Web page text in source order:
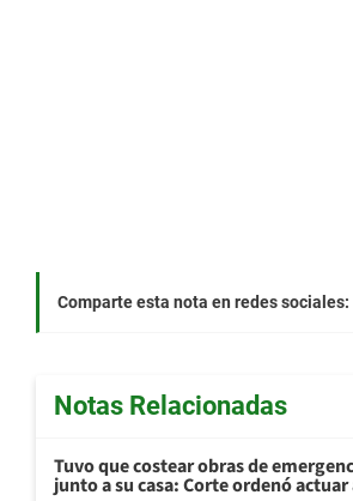
Comparte esta nota en redes sociales:
Notas Relacionadas
Tuvo que costear obras de
junto a su casa: Corte ordenó actuar